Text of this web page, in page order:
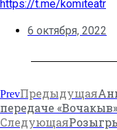
https://t.me/komiteatr
6 октября, 2022
PrevПредыдущая
передаче
Следующая